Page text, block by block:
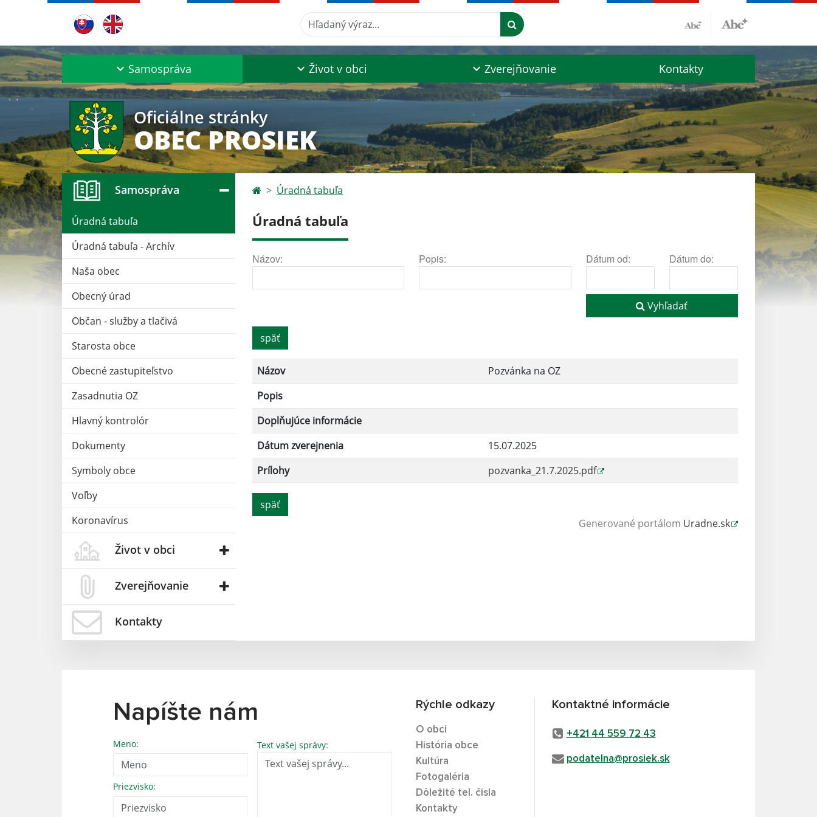
Hľadaný výraz...
Samospráva Život v obci Zverejňovanie Kontakty
Oficiálne stránky
OBEC PROSIEK
Samospráva
Úradná tabuľa
Úradná tabuľa - Archív
Naša obec
Obecný úrad
Občan - služby a tlačivá
Starosta obce
Obecné zastupiteľstvo
Zasadnutia OZ
Hlavný kontrolór
Dokumenty
Symboly obce
Voľby
Koronavírus
Život v obci
Zverejňovanie
Kontakty
Úradná tabuľa
Úradná tabuľa
Názov: Popis: Dátum od: Dátum do:
Vyhľadať
späť
Názov
Pozvánka na OZ
Popis
Doplňujúce informácie
Dátum zverejnenia
15.07.2025
Prílohy
pozvanka_21.7.2025.pdf
späť
Generované portálom Uradne.sk
Napíšte nám
Meno:
Priezvisko:
Text vašej správy:
Rýchle odkazy
O obci
História obce
Kultúra
Fotogaléria
Dôležité tel. čísla
Kontakty
Kontaktné informácie
+421 44 559 72 43
podatelna@prosiek.sk